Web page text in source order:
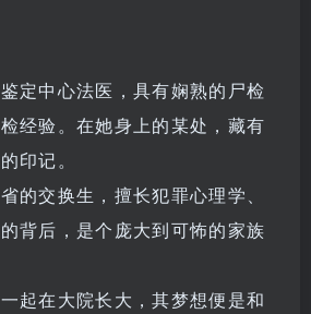
定中心法医，具有娴熟的尸检
经验。在她身上的某处，藏有
印记。
的交换生，擅长犯罪心理学、
背后，是个庞大到可怖的家族
起在大院长大，其梦想便是和